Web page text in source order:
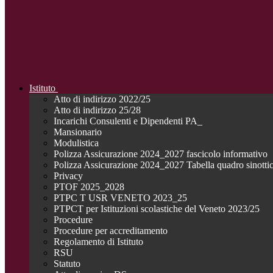
Istituto
Atto di indirizzo 2022/25
Atto di indirizzo 25/28
Incarichi Consulenti e Dipendenti PA_
Mansionario
Modulistica
Polizza Assicurazione 2024_2027 fascicolo informativo
Polizza Assicurazione 2024_2027 Tabella quadro
Privacy
PTOF 2025_2028
PTPC T USR VENETO 2023_25
PTPCT per Istituzioni scolastiche del Veneto 2023/25
Procedure
Procedure per accreditamento
Regolamento di Istituto
RSU
Statuto